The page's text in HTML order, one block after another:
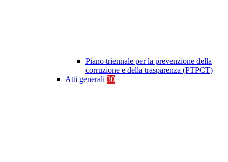
Piano triennale per la prevenzione della
corruzione e della trasparenza (PTPCT)
Atti generali 30